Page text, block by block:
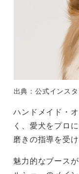
出典：公式インス
ハンドメイド・
く、愛犬をプロ
磨きの指導を受
魅力的なブース